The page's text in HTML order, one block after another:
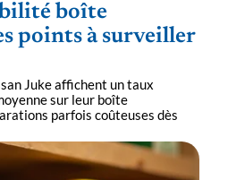
boîte
points à surveiller
Juke affichent un taux
sur leur boîte
parfois coûteuses dès